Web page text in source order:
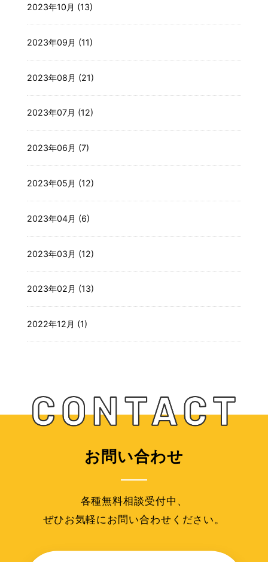
2023年10月 (13)
2023年09月 (11)
2023年08月 (21)
2023年07月 (12)
2023年06月 (7)
2023年05月 (12)
2023年04月 (6)
2023年03月 (12)
2023年02月 (13)
2022年12月 (1)
お問い合わせ
各種無料相談受付中、
ぜひお気軽にお問い合わせください。